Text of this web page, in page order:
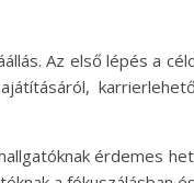
Az első lépés a
érdemes